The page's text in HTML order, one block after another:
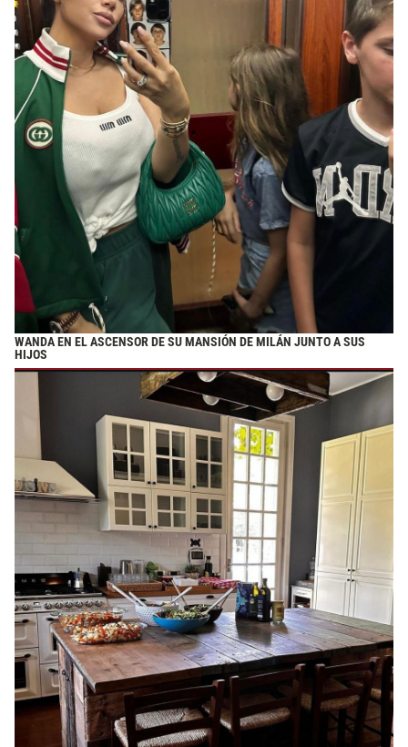
WANDA EN EL ASCENSOR DE SU MANSIÓN DE MILÁN JUNTO A SUS
HIJOS